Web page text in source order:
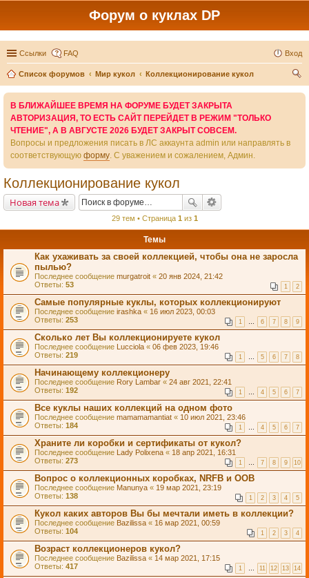
Форум о куклах DP
Ссылки FAQ Вход
Список форумов Мир кукол
Коллекционирование кукол
В БЛИЖАЙШЕЕ ВРЕМЯ НА ФОРУМЕ БУДЕТ ЗАКРЫТА
АВТОРИЗАЦИЯ, ТО ЕСТЬ САЙТ ПЕРЕЙДЕТ В РЕЖИМ "ТОЛЬКО
ЧТЕНИЕ", А В АВГУСТЕ 2026 БУДЕТ ЗАКРЫТ СОВСЕМ.
Вопросы и предложения писать в ЛС аккаунта admin или направлять в
соответствующую форму. С уважением и сожалением, Админ.
Коллекционирование кукол
Новая тема
29 тем • Страница 1 из 1
Темы
Как ухаживать за своей коллекцией, чтобы она не заросла
пылью?
Последнее сообщение murgatroit « 20 янв 2024, 21:42
Ответы: 53 1 2
Самые популярные куклы, которых коллекционируют
Последнее сообщение irashka « 16 июл 2023, 00:03
Ответы: 253 1 … 6 7 8 9
Сколько лет Вы коллекционируете кукол
Последнее сообщение Lucciola « 06 фев 2023, 19:46
Ответы: 219 1 … 5 6 7 8
Начинающему коллекционеру
Последнее сообщение Rory Lambar « 24 авг 2021, 22:41
Ответы: 192 1 … 4 5 6 7
Все куклы наших коллекций на одном фото
Последнее сообщение mamamamantiat « 10 июл 2021, 23:46
Ответы: 184 1 … 4 5 6 7
Храните ли коробки и сертификаты от кукол?
Последнее сообщение Lady Polixena « 18 апр 2021, 16:31
Ответы: 273 1 … 7 8 9 10
Вопрос о коллекционных коробках, NRFB и OOB
Последнее сообщение Manunya « 19 мар 2021, 23:19
Ответы: 138 1 2 3 4 5
Кукол каких авторов Вы бы мечтали иметь в коллекции?
Последнее сообщение Bazilissa « 16 мар 2021, 00:59
Ответы: 104 1 2 3 4
Возраст коллекционеров кукол?
Последнее сообщение Bazilissa « 14 мар 2021, 17:15
Ответы: 417 1 … 11 12 13 14